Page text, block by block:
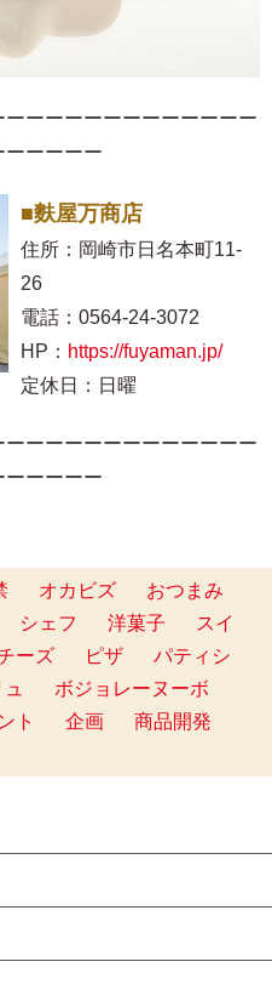
ーーーーーーーーーーーー
ーーーーー
■麩屋万商店
住所：岡崎市日名本町11-
26
電話：0564-24-3072
HP： https://fuyaman.jp/
定休日：日曜
ーーーーーーーーーーーー
ーーーーー
オカビズ
おつまみ
シェフ 洋菓子
スイ
ーズ ピザ
パティシ
ボジョレーヌーボ
ト 企画
商品開発